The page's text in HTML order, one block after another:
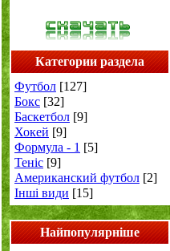
Категории раздела
Футбол [127]
Бокс [32]
Баскетбол [9]
Хокей [9]
Формула - 1 [5]
Теніс [9]
Американский футбол [2]
Інші види [15]
Найпопулярніше